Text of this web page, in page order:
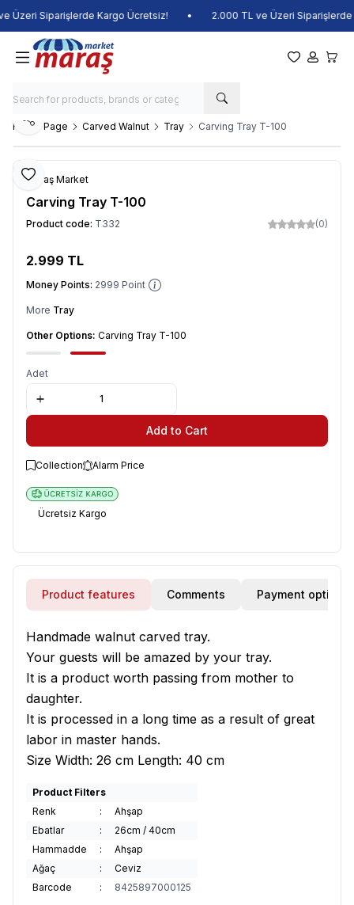
Üzeri Siparişlerde Kargo Ücretsiz! 2.000 TL ve Üzeri Siparişlerde
My Favorites
My My
Home Page Carved Walnut Tray Carving Tray T-100
Add to Favorite
Share
Maraş Market
Carving Tray T-100
Product code: T332 (0)
2.999 TL
Money Points: 2999 Point
More Tray
Other Options: Carving Tray T-100
Adet
Add to Cart
Collection Alarm Price
Ücretsiz Kargo
Product features Comments Payment options
Handmade walnut carved tray.
Your guests will be amazed by your tray.
It is a product worth passing from mother to
daughter.
It is processed in a long time as a result of great
labor in master hands.
Size Width: 26 cm Length: 40 cm
Product Filters
Renk
:
Ahşap
Ebatlar
:
26cm / 40cm
Hammadde
:
Ahşap
Ağaç
:
Ceviz
Barcode
: 8425897000125